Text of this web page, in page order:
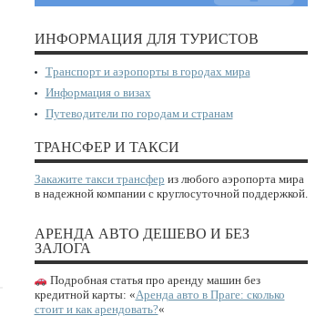
ИНФОРМАЦИЯ ДЛЯ ТУРИСТОВ
Транспорт и аэропорты в городах мира
Информация о визах
Путеводители по городам и странам
ТРАНСФЕР И ТАКСИ
Закажите такси трансфер из любого аэропорта мира
в надежной компании с круглосуточной поддержкой.
АРЕНДА АВТО ДЕШЕВО И БЕЗ
ЗАЛОГА
Подробная статья про аренду машин без
кредитной карты: «Аренда авто в Праге: сколько
стоит и как арендовать?«